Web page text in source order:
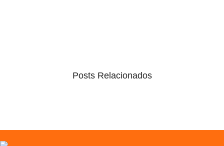
Posts Relacionados